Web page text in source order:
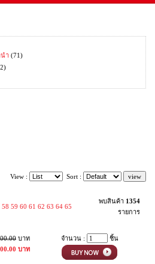
นำ (71)
View : Sort :
58 59 60 61 62 63 64 65
พบสินค้า 1354
รายการ
บาท
บาท
จำนวน : ชิ้น